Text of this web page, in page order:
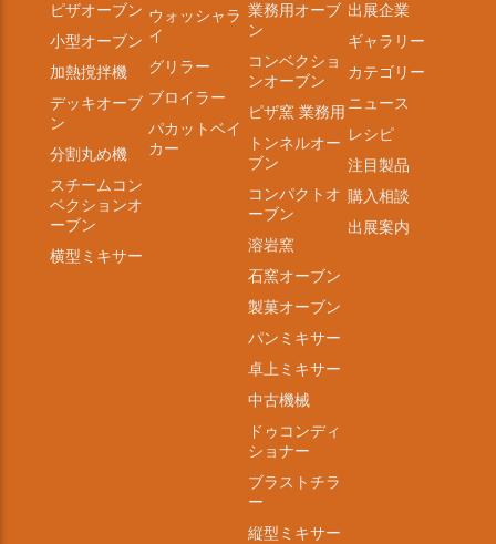
ピザオーブン
小型オーブン
加熱撹拌機
デッキオーブ
ン
分割丸め機
スチームコン
ベクションオ
ーブン
横型ミキサー
ウォッシャラ
イ
グリラー
ブロイラー
パカットベイ
カー
業務用オーブ
ン
コンベクショ
ンオーブン
ピザ窯 業務用
トンネルオー
ブン
コンパクトオ
ーブン
溶岩窯
石窯オーブン
製菓オーブン
パンミキサー
卓上ミキサー
中古機械
ドゥコンディ
ショナー
ブラストチラ
ー
縦型ミキサー
出展企業
ギャラリー
カテゴリー
ニュース
レシピ
注目製品
購入相談
出展案内